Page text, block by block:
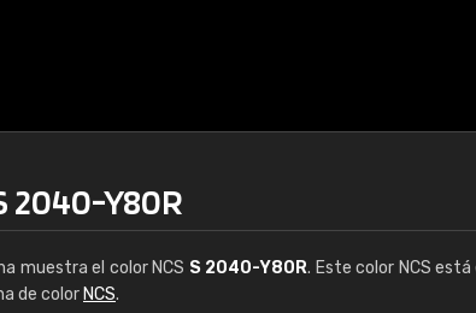
2040-Y80R
muestra el color NCS S 2040-Y80R. Este color NCS
de color NCS.